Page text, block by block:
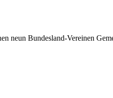
neun Bundesland-Vereinen